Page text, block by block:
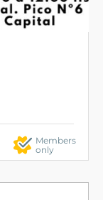
Members
only